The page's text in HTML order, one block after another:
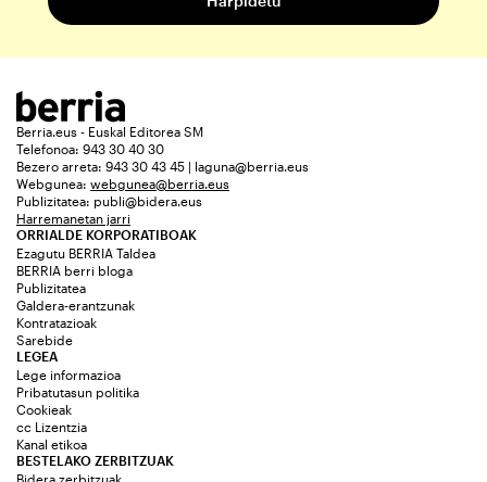
Berria.eus - Euskal Editorea SM
Telefonoa: 943 30 40 30
Bezero arreta: 943 30 43 45 | laguna@berria.eus
Webgunea: webgunea@berria.eus
Publizitatea: publi@bidera.eus
Harremanetan jarri
ORRIALDE KORPORATIBOAK
Ezagutu BERRIA Taldea
BERRIA berri bloga
Publizitatea
Galdera-erantzunak
Kontratazioak
Sarebide
LEGEA
Lege informazioa
Pribatutasun politika
Cookieak
cc Lizentzia
Kanal etikoa
BESTELAKO ZERBITZUAK